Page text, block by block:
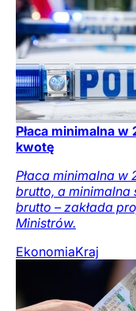
Płaca minimalna
kwotę
Płaca minimalna w
brutto, a minimalna
brutto – zakłada
Ministrów.
EkonomiaKraj